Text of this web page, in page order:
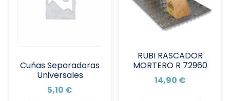
Cuñas Separadoras
Universales
5,10 €
RUBI RASCADOR
MORTERO R 72960
14,90 €